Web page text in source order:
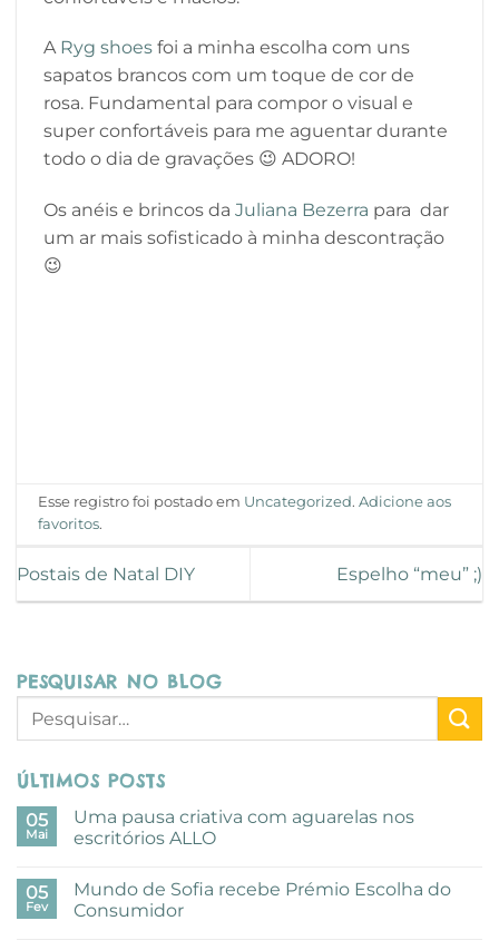
ARyg shoes foi a minha escolha com uns
sapatos brancos com um toque de cor de
rosa. Fundamental para compor o visual e
super confortáveis para me aguentar durante
todo o dia de gravações 😉 ADORO!
Os anéis e brincos da Juliana Bezerra para dar
um ar mais sofisticado à minha descontração
😉
Esse registro foi postado em Uncategorized.Adicione aos
favoritos.
Postais de Natal DIY Espelho “meu” ;)
PESQUISAR NO BLOG
ÚLTIMOS POSTS
05
Mai
Uma pausa criativa com aguarelas nos
escritórios ALLO
em
Uma
pausa
05
Fev
Mundo de Sofia recebe Prémio Escolha do
Consumidor